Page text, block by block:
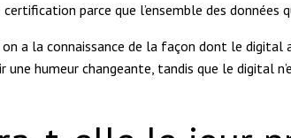
parce que l’ensemble des
a la connaissance de la façon dont le
humeur changeante, tandis que le digital